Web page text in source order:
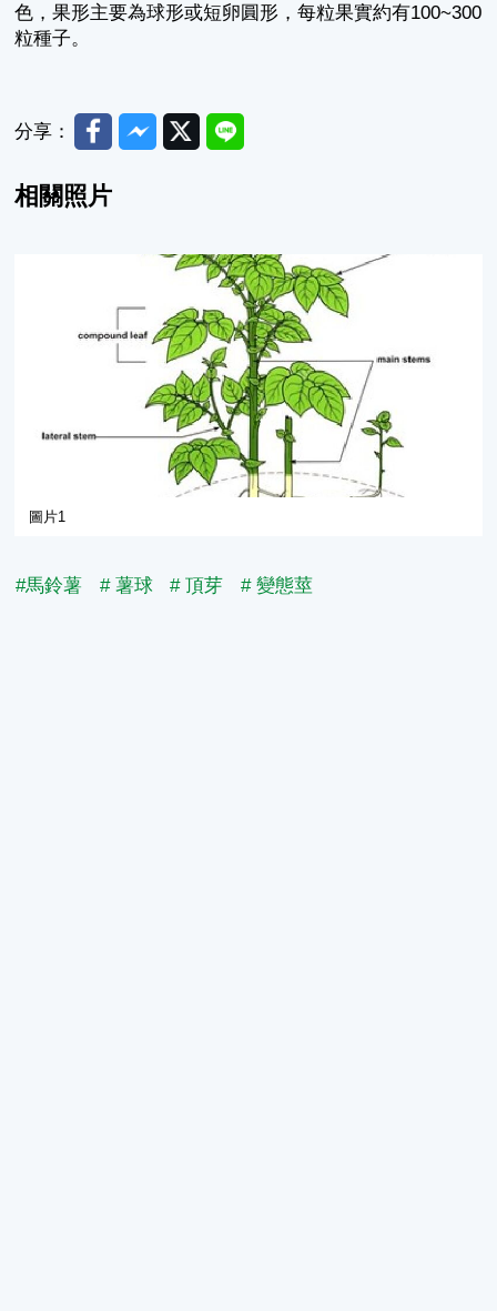
色，果形主要為球形或短卵圓形，每粒果實約有100~300
粒種子。
分享： FacebookMessenger
TwitterLine
相關照片
圖片1
#馬鈴薯 # 薯球 # 頂芽 # 變態莖